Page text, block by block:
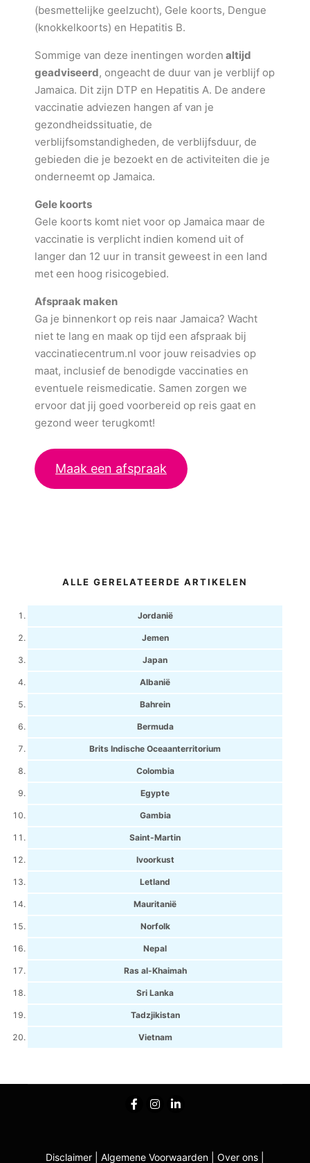
(besmettelijke geelzucht), Gele koorts, Dengue
(knokkelkoorts) en Hepatitis B.
Sommige van deze inentingen worden altijd
geadviseerd, ongeacht de duur van je verblijf op
Jamaica. Dit zijn DTP en Hepatitis A. De andere
vaccinatie adviezen hangen af van je
gezondheidssituatie, de
verblijfsomstandigheden, de verblijfsduur, de
gebieden die je bezoekt en de activiteiten die je
onderneemt op Jamaica.
Gele koorts
Gele koorts komt niet voor op Jamaica maar de
vaccinatie is verplicht indien komend uit of
langer dan 12 uur in transit geweest in een land
met een hoog risicogebied.
Afspraak maken
Ga je binnenkort op reis naar Jamaica? Wacht
niet te lang en maak op tijd een afspraak bij
vaccinatiecentrum.nl voor jouw reisadvies op
maat, inclusief de benodigde vaccinaties en
eventuele reismedicatie. Samen zorgen we
ervoor dat jij goed voorbereid op reis gaat en
gezond weer terugkomt!
Maak een afspraak
ALLE GERELATEERDE ARTIKELEN
Jordanië
Jemen
Japan
Albanië
Bahrein
Bermuda
Brits Indische Oceaanterritorium
Colombia
Egypte
Gambia
Saint-Martin
Ivoorkust
Letland
Mauritanië
Norfolk
Nepal
Ras al-Khaimah
Sri Lanka
Tadzjikistan
Vietnam
Disclaimer Algemene Voorwaarden Over ons